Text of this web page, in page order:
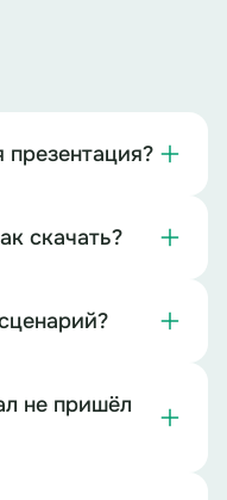
презентация?
скачать?
не пришёл